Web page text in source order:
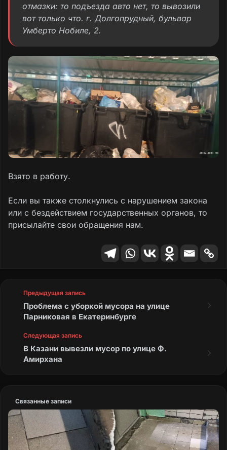
отмазки: то подъезда авто нет, то вывозили
вот только что. г. Долгопрудный, бульвар
Умберто Нобиле, 2.
Взято в работу.
Если вы также столкнулись с нарушением закона
или с бездействием государственных органов, то
присылайте свои обращения нам.
Предыдущая запись
Проблема с уборкой мусора на улице
Парниковая в Екатеринбурге
Следующая запись
В Казани вывезли мусор по улице Ф.
Амирхана
Связанные записи